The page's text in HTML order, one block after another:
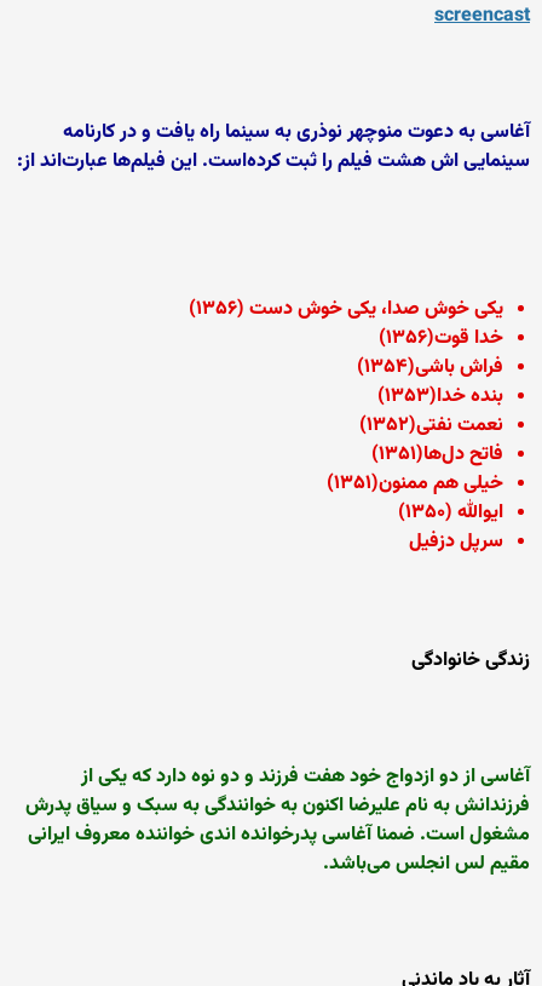
screencast
آغاسی به دعوت منوچهر نوذری به سینما راه یافت و در کارنامه
سینمایی اش هشت فیلم را ثبت کرده‌است. این فیلم‌ها عبارت‌اند از:
یکی خوش صدا، یکی خوش دست (۱۳۵۶)
خدا قوت(۱۳۵۶)
فراش باشی(۱۳۵۴)
بنده خدا(۱۳۵۳)
نعمت نفتی(۱۳۵۲)
فاتح دل‌ها(۱۳۵۱)
خیلی هم ممنون(۱۳۵۱)
ایوالله (۱۳۵۰)
سرپل دزفیل
زندگی خانوادگی
آغاسی از دو ازدواج خود هفت فرزند و دو نوه دارد که یکی از
فرزندانش به نام علیرضا اکنون به خوانندگی به سبک و سیاق پدرش
مشغول است. ضمنا آغاسی پدرخوانده اندی خواننده معروف ایرانی
مقیم لس انجلس می‌باشد.